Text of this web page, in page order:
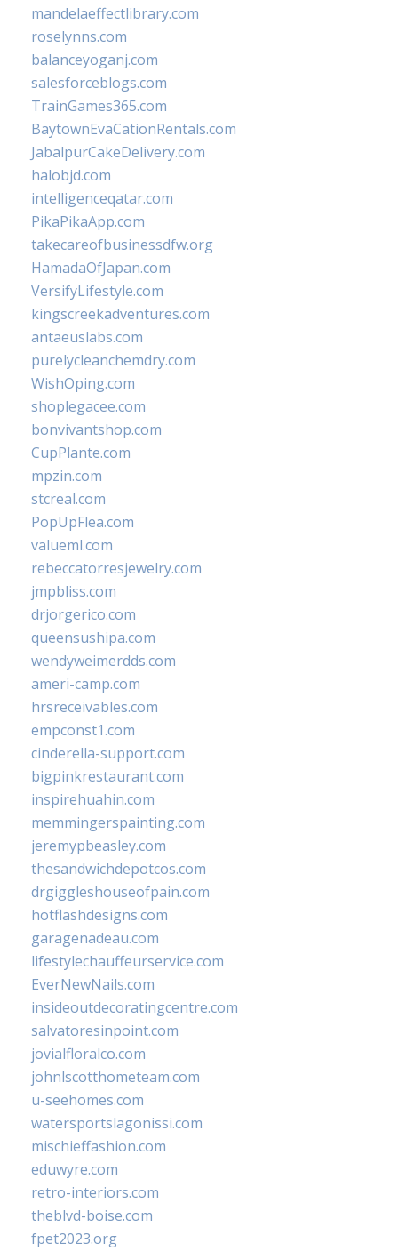
mandelaeffectlibrary.com
roselynns.com
balanceyoganj.com
salesforceblogs.com
TrainGames365.com
BaytownEvaCationRentals.com
JabalpurCakeDelivery.com
halobjd.com
intelligenceqatar.com
PikaPikaApp.com
takecareofbusinessdfw.org
HamadaOfJapan.com
VersifyLifestyle.com
kingscreekadventures.com
antaeuslabs.com
purelycleanchemdry.com
WishOping.com
shoplegacee.com
bonvivantshop.com
CupPlante.com
mpzin.com
stcreal.com
PopUpFlea.com
valueml.com
rebeccatorresjewelry.com
jmpbliss.com
drjorgerico.com
queensushipa.com
wendyweimerdds.com
ameri-camp.com
hrsreceivables.com
empconst1.com
cinderella-support.com
bigpinkrestaurant.com
inspirehuahin.com
memmingerspainting.com
jeremypbeasley.com
thesandwichdepotcos.com
drgiggleshouseofpain.com
hotflashdesigns.com
garagenadeau.com
lifestylechauffeurservice.com
EverNewNails.com
insideoutdecoratingcentre.com
salvatoresinpoint.com
jovialfloralco.com
johnlscotthometeam.com
u-seehomes.com
watersportslagonissi.com
mischieffashion.com
eduwyre.com
retro-interiors.com
theblvd-boise.com
fpet2023.org